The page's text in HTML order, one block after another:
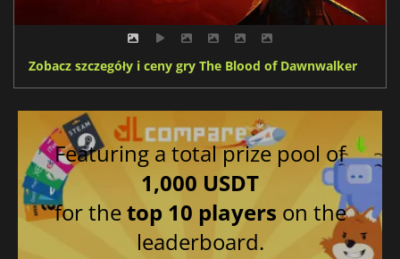
Zobacz szczegóły i ceny gry The Blood of Dawnwalker
Featuring a total prize pool of
1,000 USDT
for thetop 10 players on the
leaderboard.